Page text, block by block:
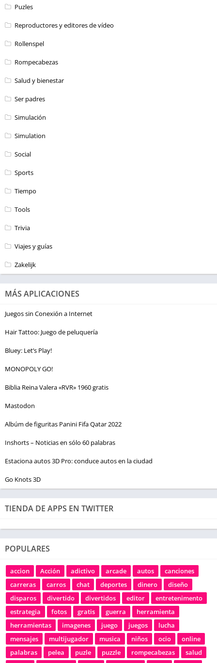
Puzles
Reproductores y editores de vídeo
Rollenspel
Rompecabezas
Salud y bienestar
Ser padres
Simulación
Simulation
Social
Sports
Tiempo
Tools
Trivia
Viajes y guías
Zakelijk
MÁS APLICACIONES
Juegos sin Conexión a Internet
Hair Tattoo: Juego de peluquería
Bluey: Let’s Play!
MONOPOLY GO!
Biblia Reina Valera «RVR» 1960 gratis
Mastodon
Albúm de figuritas Panini Fifa Qatar 2022
Inshorts – Noticias en sólo 60 palabras
Estaciona autos 3D Pro: conduce autos en la ciudad
Go Knots 3D
TIENDA DE APPS EN TWITTER
POPULARES
accion Acción adictivo arcade autos
canciones
carreras
carros chat deportes dinero
diseño
disparos
divertido divertidos editor
entretenimento
estrategia
fotos gratis guerra
herramienta
herramientas
imagenes juego juegos
lucha
mensajes
multijugador musica niños ocio
online
palabras
pelea puzle puzzle rompecabezas
salud